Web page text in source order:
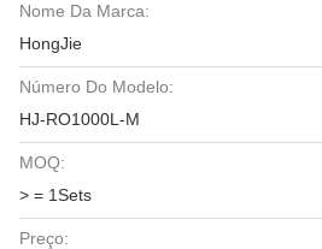
Nome Da Marca:
HongJie
Número Do Modelo:
HJ-RO1000L-M
MOQ:
> = 1Sets
Preço: